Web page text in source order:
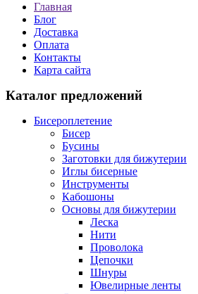
Главная
Блог
Доставка
Оплата
Контакты
Карта сайта
Каталог предложений
Бисероплетение
Бисер
Бусины
Заготовки для бижутерии
Иглы бисерные
Инструменты
Кабошоны
Основы для бижутерии
Леска
Нити
Проволока
Цепочки
Шнуры
Ювелирные ленты